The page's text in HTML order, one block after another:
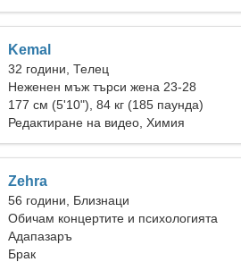
Kemal
32 години, Телец
Неженен мъж търси жена 23-28
177 см (5'10"), 84 кг (185 паунда)
Редактиране на видео, Химия
Zehra
56 години, Близнаци
Обичам концертите и психологията
Адапазаръ
Брак